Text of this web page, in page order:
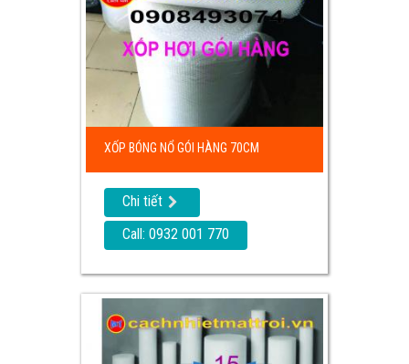
XỐP BÓNG NỔ GÓI HÀNG 70CM
Chi tiết
Call: 0932 001 770